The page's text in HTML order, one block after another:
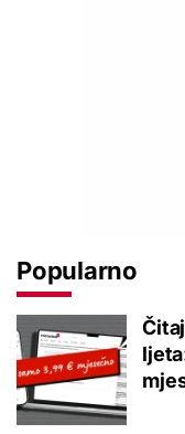
Popularno